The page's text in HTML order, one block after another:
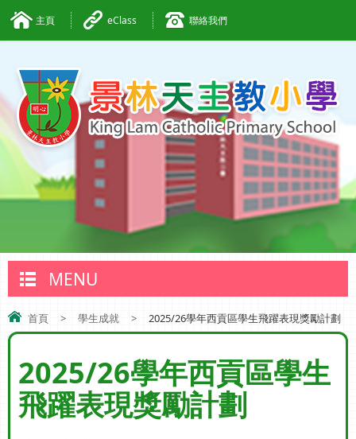
主頁 eClass 聯絡我們
MENU
首頁 > 學生成就 > 2025/26學年西貢區學生飛躍表現獎勵計劃
2025/26學年西貢區學生
飛躍表現獎勵計劃